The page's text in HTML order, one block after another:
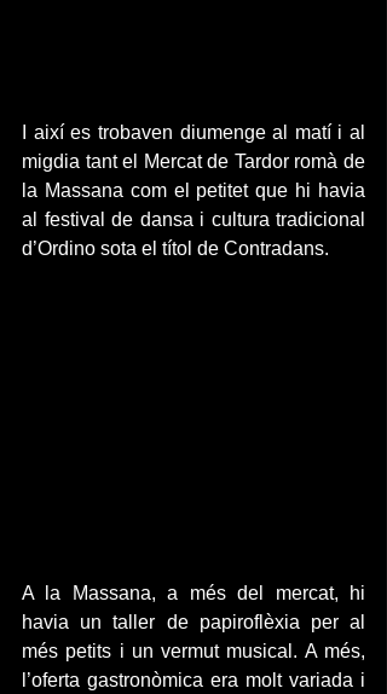
I així es trobaven diumenge al matí i al
migdia tant el Mercat de Tardor romà de
la Massana com el petitet que hi havia
al festival de dansa i cultura tradicional
d’Ordino sota el títol de Contradans.
A la Massana, a més del mercat, hi
havia un taller de papiroflèxia per al
més petits i un vermut musical. A més,
l’oferta gastronòmica era molt variada i